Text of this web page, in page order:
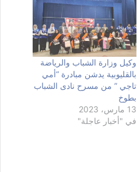
وكيل وزارة الشباب والرياضة
بالقليوبية يدشن مبادرة “أمي
تاجي ” من مسرح نادى الشباب
بطوخ
13 مارس، 2023
في "أخبار عاجلة"